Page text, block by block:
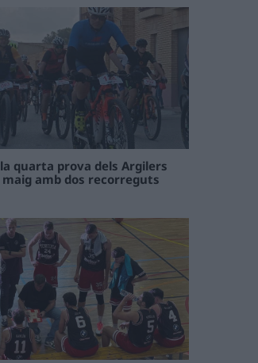
quarta prova dels Argilers
amb dos recorreguts